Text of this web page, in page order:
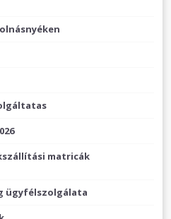
matricák
ügyfélszolgálata